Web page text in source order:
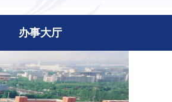
办事大厅